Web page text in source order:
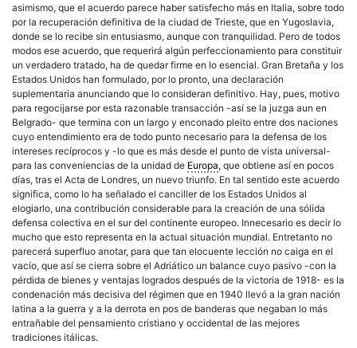
asimismo, que el acuerdo parece haber satisfecho más en Italia, sobre todo
por la recuperación definitiva de la ciudad de Trieste, que en Yugoslavia,
donde se lo recibe sin entusiasmo, aunque con tranquilidad. Pero de todos
modos ese acuerdo, que requerirá algún perfeccionamiento para constituir
un verdadero tratado, ha de quedar firme en lo esencial. Gran Bretaña y los
Estados Unidos han formulado, por lo pronto, una declaración
suplementaria anunciando que lo consideran definitivo. Hay, pues, motivo
para regocijarse por esta razonable transacción -así se la juzga aun en
Belgrado- que termina con un largo y enconado pleito entre dos naciones
cuyo entendimiento era de todo punto necesario para la defensa de los
intereses recíprocos y -lo que es más desde el punto de vista universal-
para las conveniencias de la unidad de Europa, que obtiene así en pocos
días, tras el Acta de Londres, un nuevo triunfo. En tal sentido este acuerdo
significa, como lo ha señalado el canciller de los Estados Unidos al
elogiarlo, una contribución considerable para la creación de una sólida
defensa colectiva en el sur del continente europeo. Innecesario es decir lo
mucho que esto representa en la actual situación mundial. Entretanto no
parecerá superfluo anotar, para que tan elocuente lección no caiga en el
vacío, que así se cierra sobre el Adriático un balance cuyo pasivo -con la
pérdida de bienes y ventajas logrados después de la victoria de 1918- es la
condenación más decisiva del régimen que en 1940 llevó a la gran nación
latina a la guerra y a la derrota en pos de banderas que negaban lo más
entrañable del pensamiento cristiano y occidental de las mejores
tradiciones itálicas.